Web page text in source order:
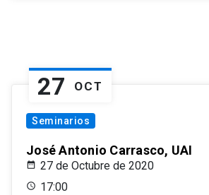
27 OCT
Seminarios
José Antonio Carrasco, UAI
27 de Octubre de 2020
17:00